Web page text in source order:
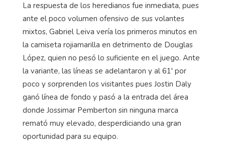
La respuesta de los heredianos fue inmediata, pues
ante el poco volumen ofensivo de sus volantes
mixtos, Gabriel Leiva vería los primeros minutos en
la camiseta rojiamarilla en detrimento de Douglas
López, quien no pesó lo suficiente en el juego. Ante
la variante, las líneas se adelantaron y al 61' por
poco y sorprenden los visitantes pues Jostin Daly
ganó línea de fondo y pasó a la entrada del área
donde Jossimar Pemberton sin ninguna marca
remató muy elevado, desperdiciando una gran
oportunidad para su equipo.